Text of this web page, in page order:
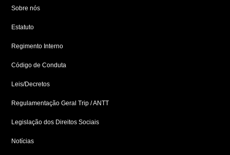
b
o
k
f
Sobre nós
Estatuto
Regimento Interno
Código de Conduta
Leis/Decretos
Regulamentação Geral Trip / ANTT
Legislação dos Direitos Sociais
Notícias